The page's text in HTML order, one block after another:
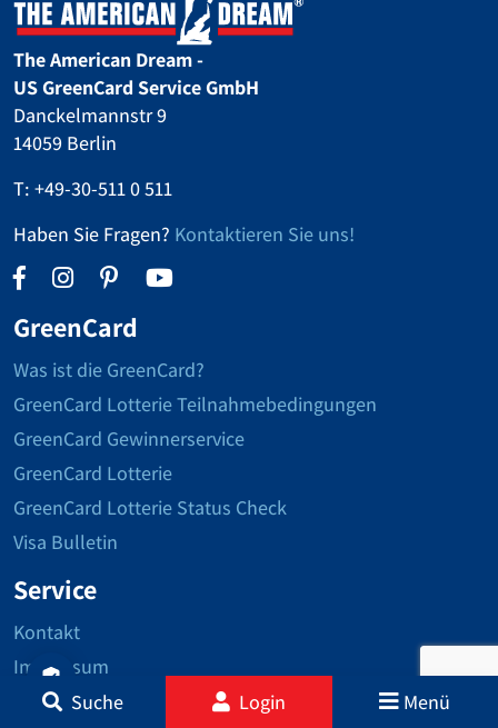
Suche Login Menü
The American Dream -
US GreenCard Service GmbH
Danckelmannstr 9
14059 Berlin
T: +49-30-511 0 511
Haben Sie Fragen? Kontaktieren Sie uns!
GreenCard
Was ist die GreenCard?
GreenCard Lotterie Teilnahmebedingungen
GreenCard Gewinnerservice
GreenCard Lotterie
GreenCard Lotterie Status Check
Visa Bulletin
Service
Kontakt
Impressum
Datenschutzerklärung